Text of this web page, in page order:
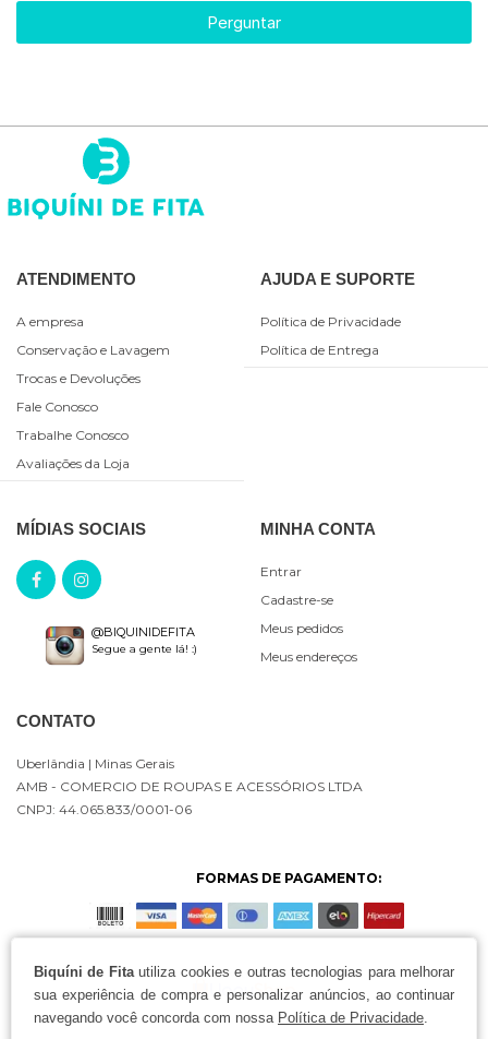
Biquíni de Fitautiliza cookies e outras tecnologias para melhorar
sua experiência de compra e personalizar anúncios, ao continuar
navegando você concorda com nossa Política de Privacidade.
Perguntar
ATENDIMENTO
A empresa
Conservação e Lavagem
Trocas e Devoluções
Fale Conosco
Trabalhe Conosco
Avaliações da Loja
AJUDA E SUPORTE
Política de Privacidade
Política de Entrega
MÍDIAS SOCIAIS
@BIQUINIDEFITA
Segue a gente lá! :)
MINHA CONTA
Entrar
Cadastre-se
Meus pedidos
Meus endereços
CONTATO
Uberlândia | Minas Gerais
AMB - COMERCIO DE ROUPAS E ACESSÓRIOS LTDA
CNPJ: 44.065.833/0001-06
FORMAS DE PAGAMENTO: